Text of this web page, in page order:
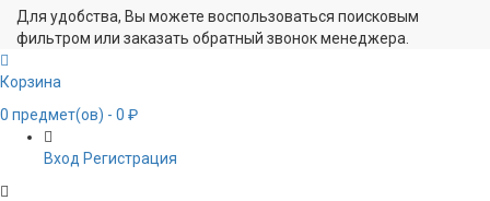
Для удобства, Вы можете воспользоваться поисковым
фильтром или заказать обратный звонок менеджера.
Корзина
0 предмет(ов) - 0 ₽
Вход Регистрация